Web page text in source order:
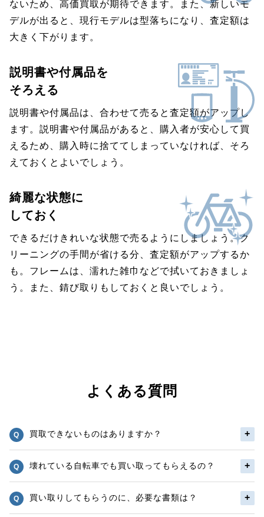
ないため、高価買取が期待できます。また、新しいモ
デルが出ると、現行モデルは型落ちになり、査定額は
大きく下がります。
説明書や付属品を
そろえる
説明書や付属品は、合わせて売ると査定額がアップし
ます。説明書や付属品があると、購入者が安心して買
えるため、購入時に捨ててしまっていなければ、そろ
えておくとよいでしょう。
綺麗な状態に
しておく
できるだけきれいな状態で売るようにしましょう。ク
リーニングの手間が省ける分、査定額がアップするか
も。フレームは、濡れた雑巾などで拭いておきましょ
う。また、錆び取りもしておくと良いでしょう。
よくある質問
買取できないものはありますか？
壊れている自転車でも買い取ってもらえるの？
買い取りしてもらうのに、必要な書類は？